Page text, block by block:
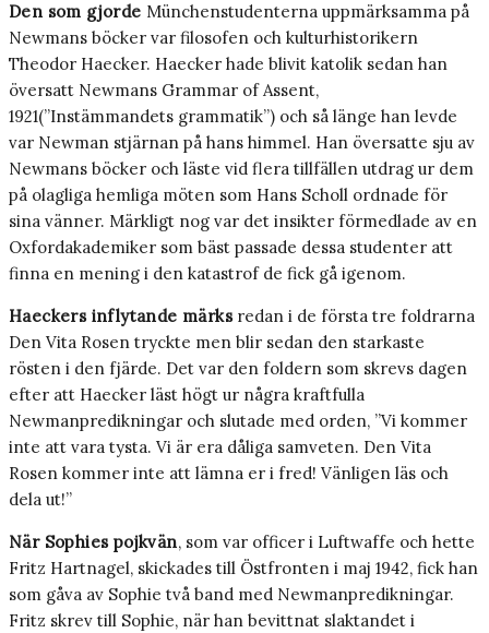
Den som gjorde Münchenstudenterna uppmärksamma på
Newmans böcker var filosofen och kulturhistorikern
Theodor Haecker. Haecker hade blivit katolik sedan han
översatt Newmans Grammar of Assent,
1921(”Instämmandets grammatik”) och så länge han levde
var Newman stjärnan på hans himmel. Han översatte sju av
Newmans böcker och läste vid flera tillfällen utdrag ur dem
på olagliga hemliga möten som Hans Scholl ordnade för
sina vänner. Märkligt nog var det insikter förmedlade av en
Oxfordakademiker som bäst passade dessa studenter att
finna en mening i den katastrof de fick gå igenom.
Haeckers inflytande märksredan i de första tre foldrarna
Den Vita Rosen tryckte men blir sedan den starkaste
rösten i den fjärde. Det var den foldern som skrevs dagen
efter att Haecker läst högt ur några kraftfulla
Newmanpredikningar och slutade med orden, ”Vi kommer
inte att vara tysta. Vi är era dåliga samveten. Den Vita
Rosen kommer inte att lämna er i fred! Vänligen läs och
dela ut!”
När Sophies pojkvän, som var officer i Luftwaffe och hette
Fritz Hartnagel, skickades till Östfronten i maj 1942, fick han
som gåva av Sophie två band med Newmanpredikningar.
Fritz skrev till Sophie, när han bevittnat slaktandet i